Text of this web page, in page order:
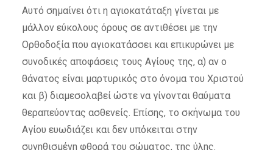
Αυτό σημαίνει ότι η αγιοκατάταξη γίνεται με
μάλλον εύκολους όρους σε αντιθέσει με την
Ορθοδοξία που αγιοκατάσσει και επικυρώνει με
συνοδικές αποφάσεις τους Αγίους της, α) αν ο
θάνατος είναι μαρτυρικός στο όνομα του Χριστού
και β) διαμεσολαβεί ώστε να γίνονται θαύματα
θεραπεύοντας ασθενείς. Επίσης, το σκήνωμα του
Αγίου ευωδιάζει και δεν υπόκειται στην
συνηθισμένη φθορά του σώματος, της ύλης.